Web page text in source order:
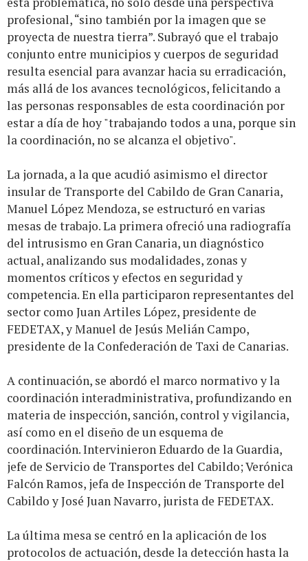
profesional, “sino también por la imagen que se
proyecta de nuestra tierra”. Subrayó que el trabajo
conjunto entre municipios y cuerpos de seguridad
resulta esencial para avanzar hacia su erradicación,
más allá de los avances tecnológicos, felicitando a
las personas responsables de esta coordinación por
estar a día de hoy "trabajando todos a una, porque sin
la coordinación, no se alcanza el objetivo".
La jornada, a la que acudió asimismo el director
insular de Transporte del Cabildo de Gran Canaria,
Manuel López Mendoza, se estructuró en varias
mesas de trabajo. La primera ofreció una radiografía
del intrusismo en Gran Canaria, un diagnóstico
actual, analizando sus modalidades, zonas y
momentos críticos y efectos en seguridad y
competencia. En ella participaron representantes del
sector como Juan Artiles López, presidente de
FEDETAX, y Manuel de Jesús Melián Campo,
presidente de la Confederación de Taxi de Canarias.
A continuación, se abordó el marco normativo y la
coordinación interadministrativa, profundizando en
materia de inspección, sanción, control y vigilancia,
así como en el diseño de un esquema de
coordinación. Intervinieron Eduardo de la Guardia,
jefe de Servicio de Transportes del Cabildo; Verónica
Falcón Ramos, jefa de Inspección de Transporte del
Cabildo y José Juan Navarro, jurista de FEDETAX.
La última mesa se centró en la aplicación de los
protocolos de actuación, desde la detección hasta la